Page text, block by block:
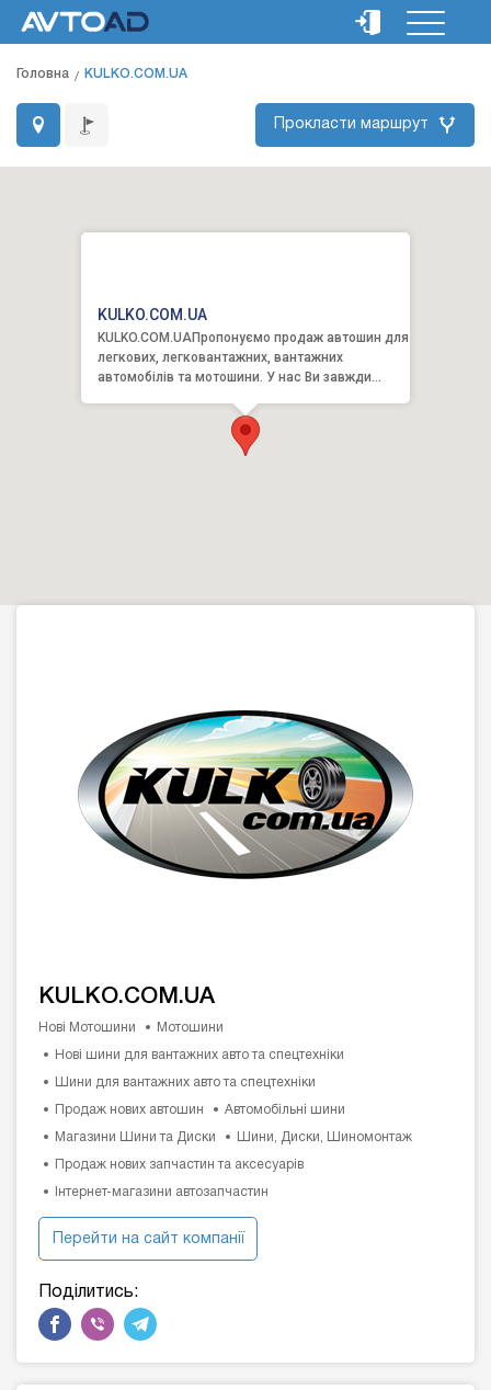
Головна KULKO.COM.UA
Прокласти маршрут
KULKO.COM.UA
KULKO.COM.UAПропонуємо продаж автошин для
легкових, легковантажних, вантажних
автомобілів та мотошини. У нас Ви завжди
KULKO.COM.UA
Нові Мотошини Мотошини
Нові шини для вантажних авто та спецтехніки
Шини для вантажних авто та спецтехніки
Продаж нових автошин Автомобільні шини
Магазини Шини та Диски Шини, Диски, Шиномонтаж
Продаж нових запчастин та аксесуарів
Інтернет-магазини автозапчастин
Перейти на сайт компанії
Поділитись: